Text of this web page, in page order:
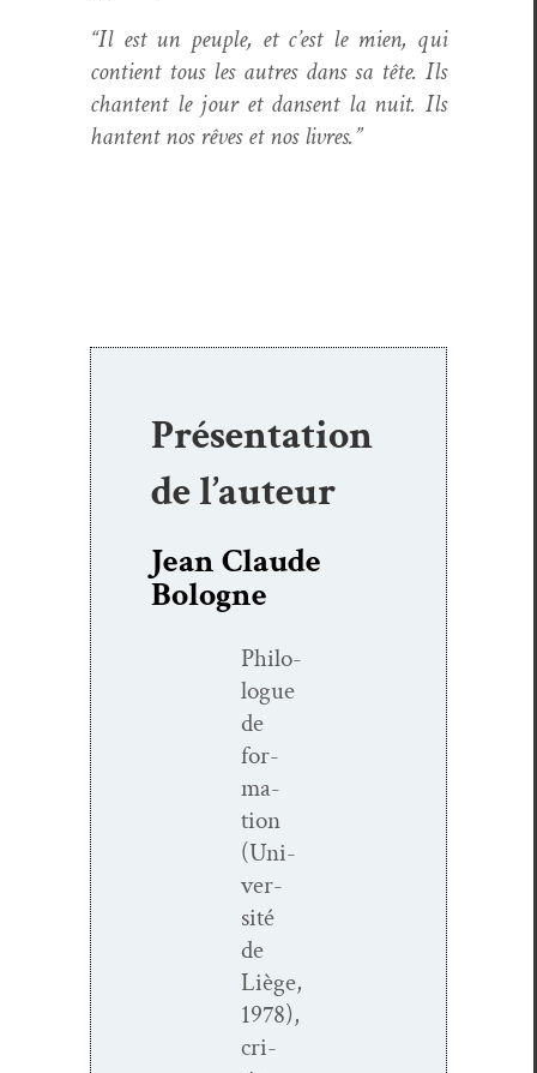
“Il est un peu­ple, et c’est le mien, qui
con­tient tous les autres dans sa tête. Ils
chantent le jour et dansent la nuit. Ils
hantent nos rêves et nos livres.”
Présentation
de l’auteur
Jean Claude
Bologne
Philo­
logue
de
for­
ma­
tion
(Uni­
ver­
sité
de
Liège,
1978),
cri­